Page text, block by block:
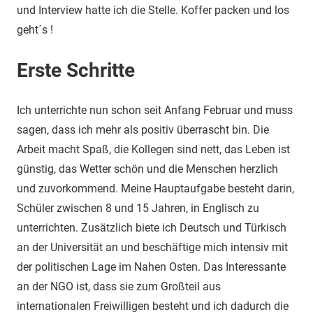
und Interview hatte ich die Stelle. Koffer packen und los
geht´s !
Erste Schritte
Ich unterrichte nun schon seit Anfang Februar und muss
sagen, dass ich mehr als positiv überrascht bin. Die
Arbeit macht Spaß, die Kollegen sind nett, das Leben ist
günstig, das Wetter schön und die Menschen herzlich
und zuvorkommend. Meine Hauptaufgabe besteht darin,
Schüler zwischen 8 und 15 Jahren, in Englisch zu
unterrichten. Zusätzlich biete ich Deutsch und Türkisch
an der Universität an und beschäftige mich intensiv mit
der politischen Lage im Nahen Osten. Das Interessante
an der NGO ist, dass sie zum Großteil aus
internationalen Freiwilligen besteht und ich dadurch die